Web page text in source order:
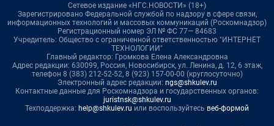
Сетевое издание «НГС.НОВОСТИ» (18+)
Зарегистрировано Федеральной службой по надзору в сфере связи,
информационных технологий и массовых коммуникаций (Роскомнадзор)
Регистрационный номер ЭЛ № ФС 77— 84683
Учредитель: Общество с ограниченной ответственностью "ИНТЕРНЕТ
ТЕХНОЛОГИИ"
Главный редактор: Громкова Елена Александровна
Адрес редакции: 630099, Россия, Новосибирск, ул. Ленина, д. 12, 6 этаж,
телефон 8 (383) 212-52-52, 8 (923) 157-00-00 (круглосуточно)
Электронный адрес редакции: ngs@shkulev.ru
Контактные данные для Роскомнадзора и государственных органов:
juristnsk@shkulev.ru
Техподдержка: help@shkulev.ru или воспользуйтесь веб-формой